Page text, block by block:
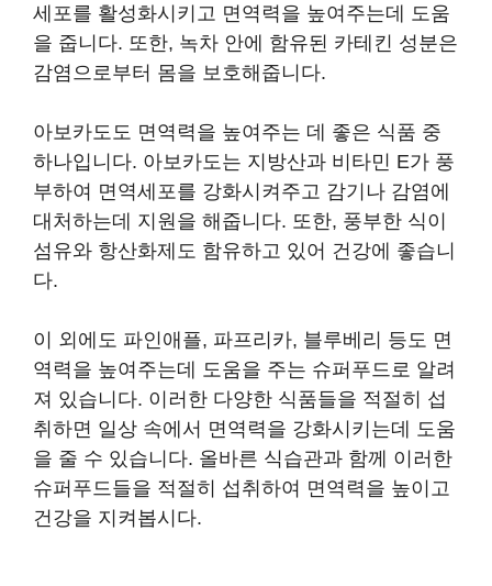
세포를 활성화시키고 면역력을 높여주는데 도움
을 줍니다. 또한, 녹차 안에 함유된 카테킨 성분은
감염으로부터 몸을 보호해줍니다.
아보카도도 면역력을 높여주는 데 좋은 식품 중
하나입니다. 아보카도는 지방산과 비타민 E가 풍
부하여 면역세포를 강화시켜주고 감기나 감염에
대처하는데 지원을 해줍니다. 또한, 풍부한 식이
섬유와 항산화제도 함유하고 있어 건강에 좋습니
다.
이 외에도 파인애플, 파프리카, 블루베리 등도 면
역력을 높여주는데 도움을 주는 슈퍼푸드로 알려
져 있습니다. 이러한 다양한 식품들을 적절히 섭
취하면 일상 속에서 면역력을 강화시키는데 도움
을 줄 수 있습니다. 올바른 식습관과 함께 이러한
슈퍼푸드들을 적절히 섭취하여 면역력을 높이고
건강을 지켜봅시다.